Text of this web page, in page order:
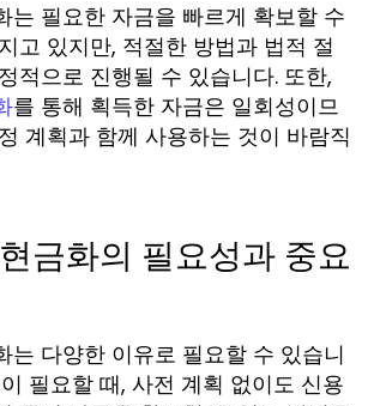
는 필요한 자금을 빠르게 확보할 수
고 있지만, 적절한 방법과 법적 절
적으로 진행될 수 있습니다. 또한,
를 통해 획득한 자금은 일회성이므
계획과 함께 사용하는 것이 바람직
금화의 필요성과 중요
는 다양한 이유로 필요할 수 있습니
필요할 때, 사전 계획 없이도 신용